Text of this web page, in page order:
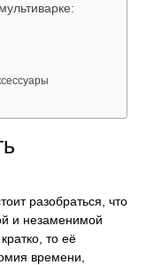
разобраться, что
и незаменимой
то её
времени,